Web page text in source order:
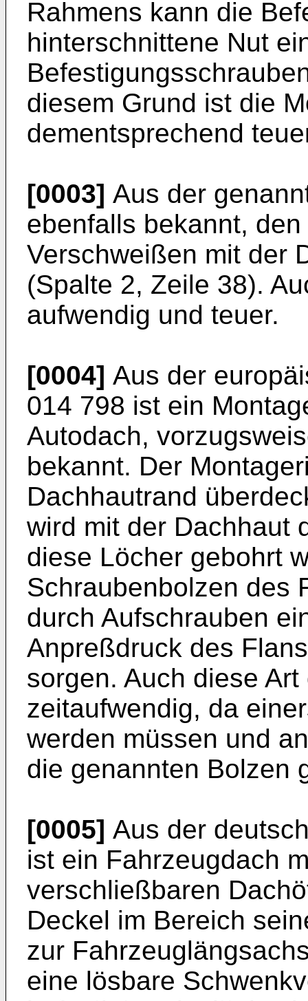
Rahmens kann die
hinterschnittene Nut
diesem Grund ist die
dementsprechend
[0003] Aus der
ebenfalls bekannt,
Verschweißen mit der
(Spalte 2, Zeile 38).
aufwendig und teuer.
[0004] Aus der
014 798 ist ein
Autodach,
bekannt. Der
Dachhautrand
wird mit der Dachhaut
diese Löcher gebohrt
Schraubenbolzen des
durch Aufschrauben
Anpreßdruck des
sorgen. Auch diese
zeitaufwendig, da
werden müssen und
die genannten Bolzen
[0005] Aus der
ist ein Fahrzeugdach
verschließbaren
Deckel im Bereich
zur
eine lösbare